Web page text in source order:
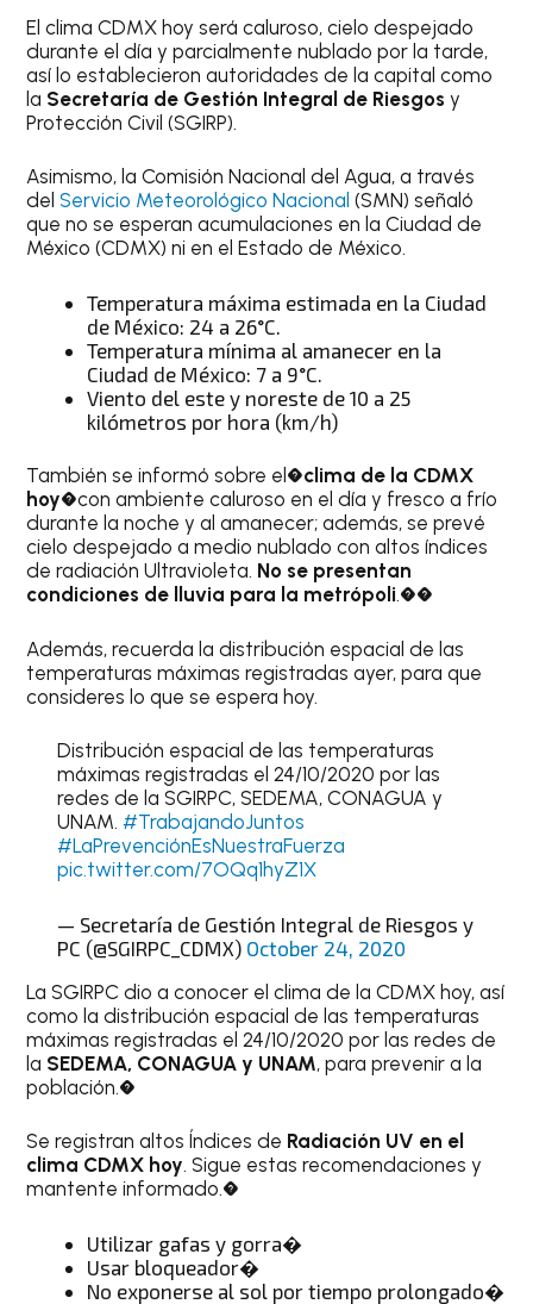
El clima CDMX hoy será caluroso, cielo despejado
durante el día y parcialmente nublado por la tarde,
así lo establecieron autoridades de la capital como
la Secretaría de Gestión Integral de Riesgos y
Protección Civil (SGIRP).
Asimismo, la Comisión Nacional del Agua, a través
delServicio Meteorológico Nacional (SMN) señaló
que no se esperan acumulaciones en la Ciudad de
México (CDMX) ni en el Estado de México.
Temperatura máxima estimada en la Ciudad
de México: 24 a 26°C.
Temperatura mínima al amanecer en la
Ciudad de México: 7 a 9°C.
Viento del este y noreste de 10 a 25
kilómetros por hora (km/h)
También se informó sobre el�clima de la CDMX
hoy�con ambiente caluroso en el día y fresco a frío
durante la noche y al amanecer; además, se prevé
cielo despejado a medio nublado con altos índices
de radiación Ultravioleta. No se presentan
condiciones de lluvia para la metrópoli.��
Además, recuerda la distribución espacial de las
temperaturas máximas registradas ayer, para que
consideres lo que se espera hoy.
Distribución espacial de las temperaturas
máximas registradas el 24/10/2020 por las
redes de la SGIRPC, SEDEMA, CONAGUA y
UNAM. #TrabajandoJuntos
#LaPrevenciónEsNuestraFuerza
pic.twitter.com/7OQq1hyZ1X
— Secretaría de Gestión Integral de Riesgos y
PC (@SGIRPC_CDMX) October 24, 2020
La SGIRPC dio a conocer el clima de la CDMX hoy, así
como la distribución espacial de las temperaturas
máximas registradas el 24/10/2020 por las redes de
la SEDEMA, CONAGUA y UNAM, para prevenir a la
población.�
Se registran altos Índices de Radiación UV en el
clima CDMX hoy. Sigue estas recomendaciones y
mantente informado.�
Utilizar gafas y gorra�
Usar bloqueador�
No exponerse al sol por tiempo prolongado�